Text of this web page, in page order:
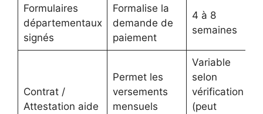
Formulaires
départementaux
signés
Formalise la
demande de
paiement
4 à 8
semaines
Contrat /
Attestation aide
Permet les
versements
mensuels
Variable
selon
vérification
(peut